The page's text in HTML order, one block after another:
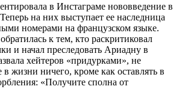
в Инстаграме нововведение в
на них выступает ее наследница
номерами на французском языке.
к тем, кто раскритиковал
и начал преследовать Ариадну в
хейтеров «придурками», не
жизни ничего, кроме как оставлять в
«Получите сполна от